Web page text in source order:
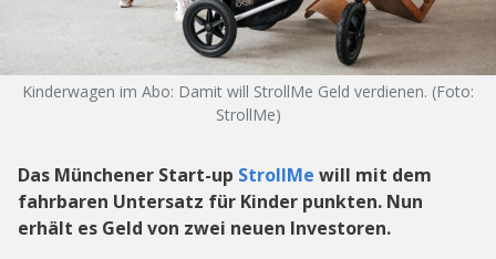
Kinderwagen im Abo: Damit will StrollMe Geld verdienen. (Foto:
StrollMe)
Das Münchener Start-up StrollMe will mit dem
fahrbaren Untersatz für Kinder punkten. Nun
erhält es Geld von zwei neuen Investoren.